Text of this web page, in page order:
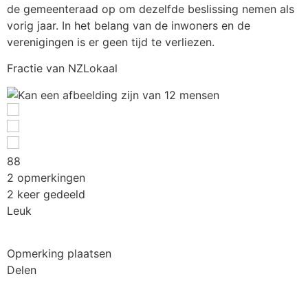
de gemeenteraad op om dezelfde beslissing nemen als
vorig jaar. In het belang van de inwoners en de
verenigingen is er geen tijd te verliezen.
Fractie van NZLokaal
88
2 opmerkingen
2 keer gedeeld
Leuk
Opmerking plaatsen
Delen